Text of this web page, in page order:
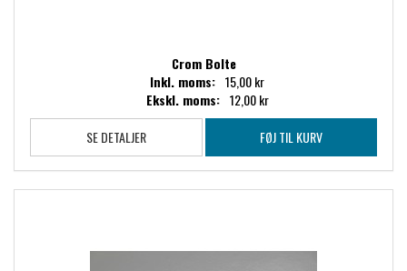
Crom Bolte
Inkl. moms: 15,00 kr
Ekskl. moms: 12,00 kr
SE DETALJER
FØJ TIL KURV